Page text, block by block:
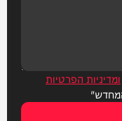
ומדיניות הפרטיות